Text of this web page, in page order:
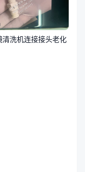
清洗机连接接头老化